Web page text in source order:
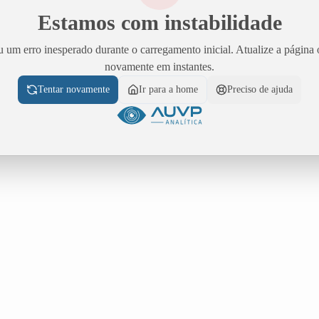
Estamos com instabilidade
um erro inesperado durante o carregamento inicial. Atualize a página
novamente em instantes.
Tentar novamente Ir para a home Preciso de ajuda